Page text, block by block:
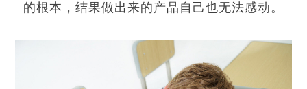
的根本，结果做出来的产品自己也无法感动。